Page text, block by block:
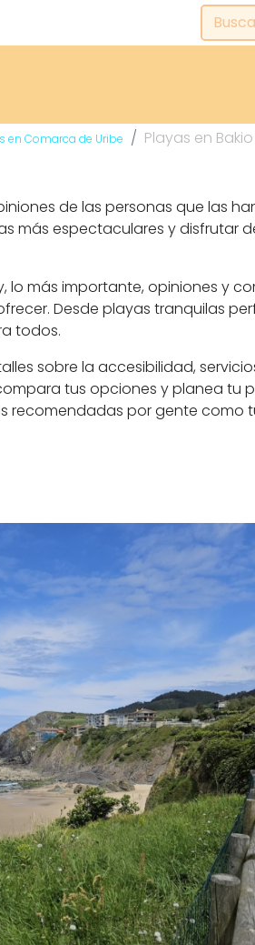
en Comarca de Uribe Playas en Bakio
de las personas que las
más espectaculares y disfrutar
más importante, opiniones y
Desde playas tranquilas
todos.
sobre la accesibilidad,
tus opciones y planea tu
recomendadas por gente como